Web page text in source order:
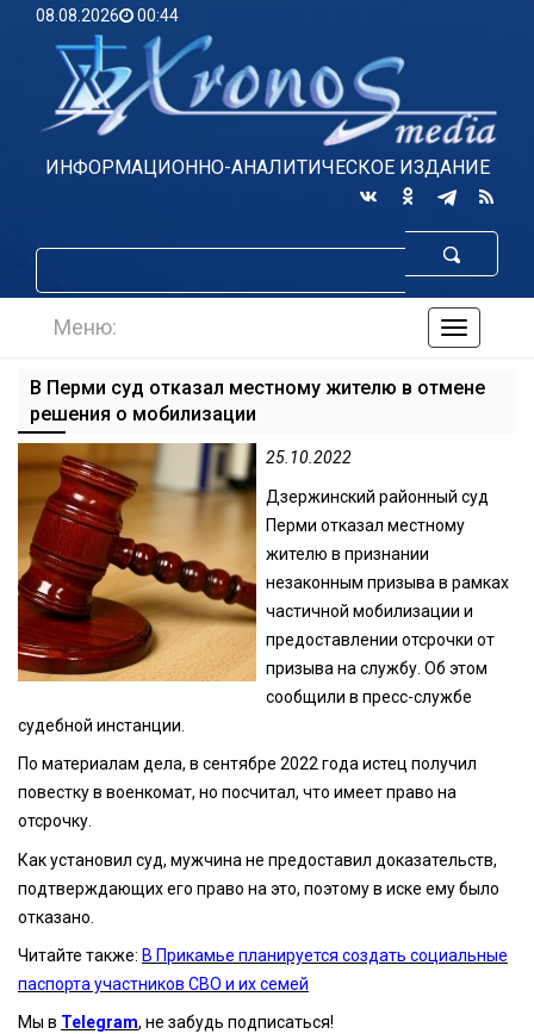
08.08.2026 00:44
ИНФОРМАЦИОННО-АНАЛИТИЧЕСКОЕ ИЗДАНИЕ
по
Меню:
В Перми суд отказал местному жителю в отмене
решения о мобилизации
25.10.2022
Дзержинский районный суд
Перми отказал местному
жителю в признании
незаконным призыва в рамках
частичной мобилизации и
предоставлении отсрочки от
призыва на службу. Об этом
сообщили в пресс-службе
судебной инстанции.
По материалам дела, в сентябре 2022 года истец получил
повестку в военкомат, но посчитал, что имеет право на
отсрочку.
Как установил суд, мужчина не предоставил доказательств,
подтверждающих его право на это, поэтому в иске ему было
отказано.
Читайте также: В Прикамье планируется создать социальные
паспорта участников СВО и их семей
Мы в Telegram, не забудь подписаться!